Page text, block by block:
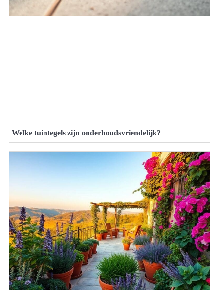
Welke tuintegels zijn onderhoudsvriendelijk?